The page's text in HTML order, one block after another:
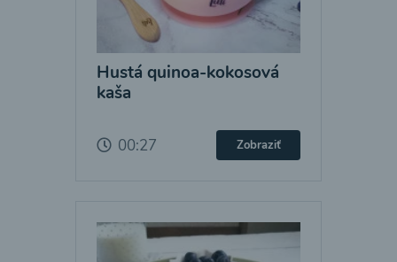
Hustá quinoa-kokosová
kaša
00:27 Zobraziť